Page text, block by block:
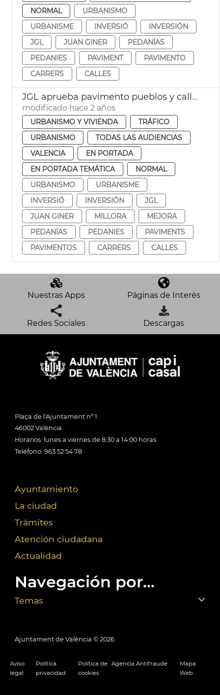
NORMAL
URBANISMO
URBANISME
INVERSIÓ
INVERSIÓN
JGL
JUAN GINER
PEDANÍAS
PEDANIES
PAVIMENT
PAVIMENTO
CARRERS
CALLES
JGL aprueba pavimento pueblos y calles València
modificado hace 2 años
URBANISMO Y VIVIENDA
TRÁFICO
URBANISMO
TODAS LAS AUDIENCIAS
VALENCIA
EN PORTADA
EN PORTADA TEMÁTICA
NORMAL
URBANISMO
URBANISME
INVERSIÓ
INVERSIÓN
JGL
JUAN GINER
MILLORA
MEJORA
PEDANÍAS
PEDANIES
PAVIMENTS
PAVIMENTOS
CARRERS CALLES
Nuestras Apps Páginas de Interés
Redes Sociales Descargas
Plaça de l'Ajuntament nº 1
46002 València
Horarios: lunes a viernes de 8:30 a 14:00 horas
Teléfono: 963 52 54 78
Ayuntamiento
La ciudad
Trámites
Atención ciudadana
Actualidad
Navegación por...
Temas
Ajuntament de València © 2026
Aviso
legal
Política
privacidad
Política de
cookies
Agencia Antifraude
Mapa
Web